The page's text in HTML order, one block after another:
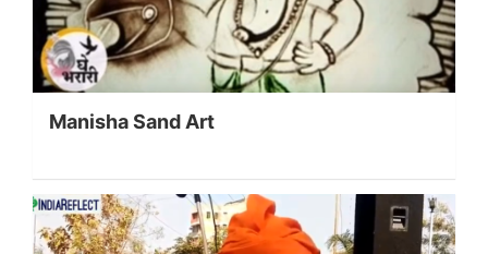
Manisha Sand Art